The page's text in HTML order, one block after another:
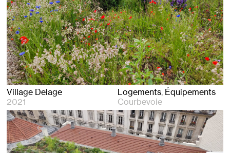
Village Delage
2021
Logements Équipements
Courbevoie